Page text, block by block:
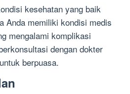
kesehatan yang baik
Anda memiliki kondisi medis
mengalami komplikasi
dengan dokter
berpuasa.